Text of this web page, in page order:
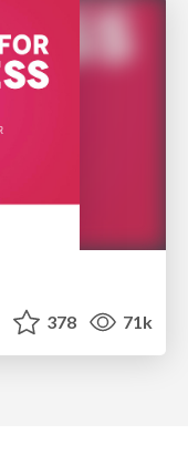
378 71k